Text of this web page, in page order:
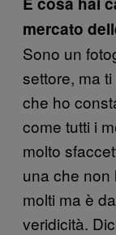
mercato
Sono un
settore, ma
che ho
come tutti i
molto
una che non
molti ma è
veridicità.